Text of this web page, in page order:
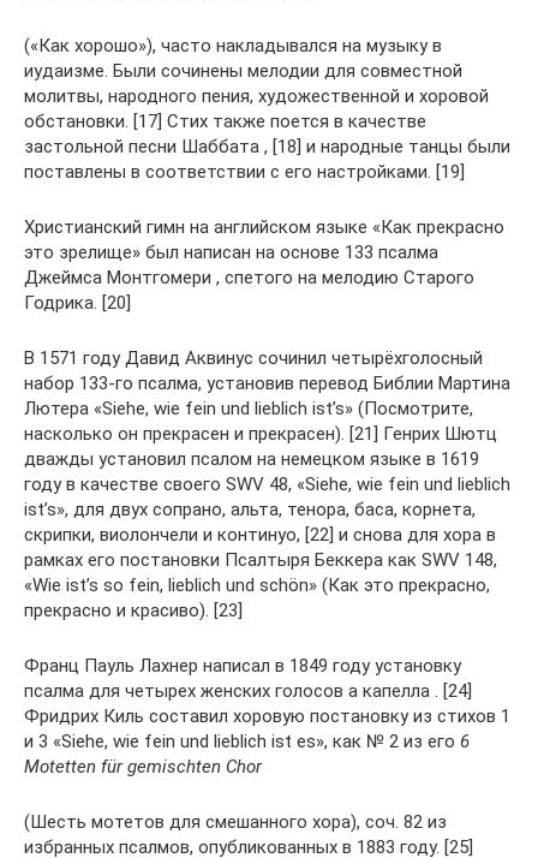
(«Как хорошо»), часто накладывался на музыку в
иудаизме. Были сочинены мелодии для совместной
молитвы, народного пения, художественной и хоровой
обстановки. [17] Стих также поется в качестве
застольной песни Шаббата , [18] и народные танцы были
поставлены в соответствии с его настройками. [19]
Христианский гимн на английском языке «Как прекрасно
это зрелище» был написан на основе 133 псалма
Джеймса Монтгомери , спетого на мелодию Старого
Годрика. [20]
В 1571 году Давид Аквинус сочинил четырёхголосный
набор 133-го псалма, установив перевод Библии Мартина
Лютера «Siehe, wie fein und lieblich ist’s» (Посмотрите,
насколько он прекрасен и прекрасен). [21] Генрих Шютц
дважды установил псалом на немецком языке в 1619
году в качестве своего SWV 48, «Siehe, wie fein und lieblich
ist’s», для двух сопрано, альта, тенора, баса, корнета,
скрипки, виолончели и континуо, [22] и снова для хора в
рамках его постановки Псалтыря Беккера как SWV 148,
«Wie ist’s so fein, lieblich und schön» (Как это прекрасно,
прекрасно и красиво). [23]
Франц Пауль Лахнер написал в 1849 году установку
псалма для четырех женских голосов а капелла . [24]
Фридрих Киль составил хоровую постановку из стихов 1
и 3 «Siehe, wie fein und lieblich ist es», как № 2 из его 6
Motetten für gemischten Chor
(Шесть мотетов для смешанного хора), соч. 82 из
избранных псалмов, опубликованных в 1883 году. [25]